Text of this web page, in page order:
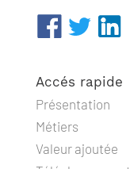
Accés rapide
Présentation
Métiers
Valeur ajoutée